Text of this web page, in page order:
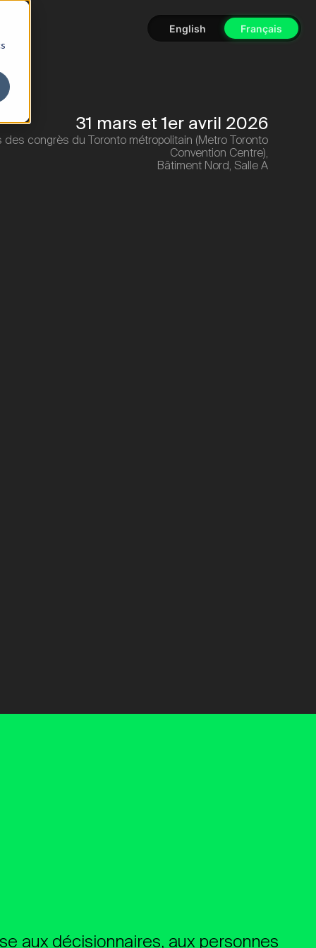
English Français
31 mars et 1er avril 2026
des congrès du Toronto métropolitain (Metro Toronto
Convention Centre),
Bâtiment Nord, Salle A
aux décisionnaires, aux personnes